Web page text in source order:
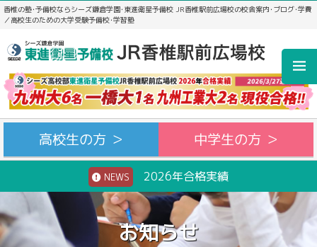
香椎の塾･予備校ならシーズ鎌倉学園･東進衛星予備校 JR香椎駅前広場校の校舎案内･ブログ･学費
／高校生のための大学受験予備校･学習塾
高校生の方 ＞ 中学生の方 ＞
NEWS 2026年合格実績
お知らせ